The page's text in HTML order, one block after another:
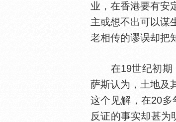
业，在香港要有安
主或想不出可以谋
老相传的谬误却把
在19世纪初期
萨斯认为，土地及
这个见解，在20
反证的事实却甚为